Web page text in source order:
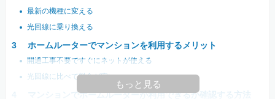
最新の機種に変える
光回線に乗り換える
ホームルーターでマンションを利用するメリット
開通工事不要ですぐにネットが使える
光回線に比べて料金が安い
マンションでホームルーターが利用できるか確認する方法
もっと見る